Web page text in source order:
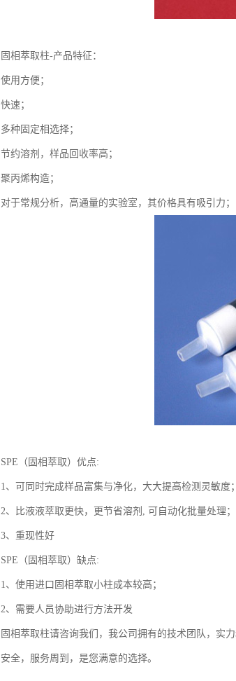
固相萃取柱-产品特征：
使用方便；
快速；
多种固定相选择；
节约溶剂，样品回收率高；
聚丙烯构造；
对于常规分析，高通量的实验室，其价格具有吸引力；
SPE（固相萃取）优点:
1、可同时完成样品富集与净化，大大提高检测灵敏度；
2、比液液萃取更快，更节省溶剂, 可自动化批量处理；
3、重现性好
SPE（固相萃取）缺点:
1、使用进口固相萃取小柱成本较高；
2、需要人员协助进行方法开发
固相萃取柱请咨询我们，我公司拥有的技术团队，实
安全，服务周到，是您满意的选择。